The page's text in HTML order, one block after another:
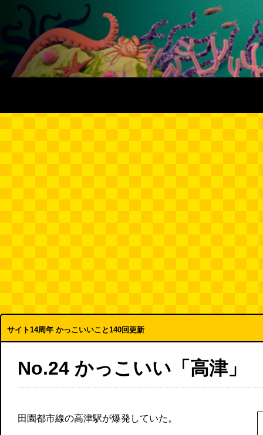
サイト14周年 かっこいいこと140回更新
No.24 かっこいい「高津」
田園都市線の高津駅が爆発していた。